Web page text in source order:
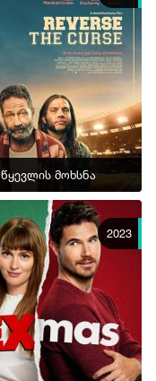
წყევლის მოხსნა
2023